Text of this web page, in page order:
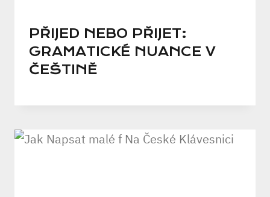
PŘIJED NEBO PŘIJET:
GRAMATICKÉ NUANCE V
ČEŠTINĚ